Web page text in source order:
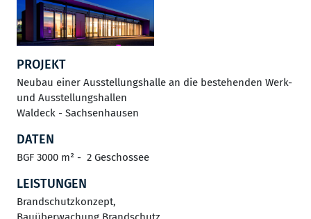
PROJEKT
Neubau einer Ausstellungshalle an die bestehenden Werk-
und Ausstellungshallen
Waldeck - Sachsenhausen
DATEN
BGF 3000 m² - 2 Geschossee
LEISTUNGEN
Brandschutzkonzept,